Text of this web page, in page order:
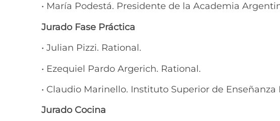
• María Podestá. Presidente de la Academia
Jurado Fase Práctica
• Julian Pizzi. Rational.
• Ezequiel Pardo Argerich. Rational.
• Claudio Marinello. Instituto Superior de
Jurado Cocina